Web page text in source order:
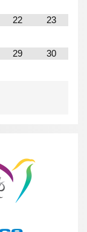
22 23
29 30